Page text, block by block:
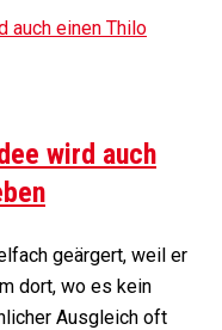
wird auch
geärgert, weil er
dort, wo es kein
Ausgleich oft